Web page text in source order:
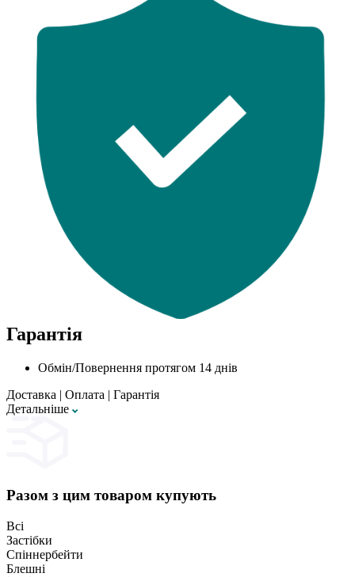
Гарантія
Обмін/Повернення протягом 14 днів
Доставка | Оплата | Гарантія
Детальнiше
Разом з цим товаром купують
Всі
Застібки
Спіннербейти
Блешні